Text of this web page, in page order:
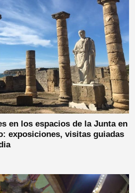
en los espacios de la Junta en
exposiciones, visitas guiadas